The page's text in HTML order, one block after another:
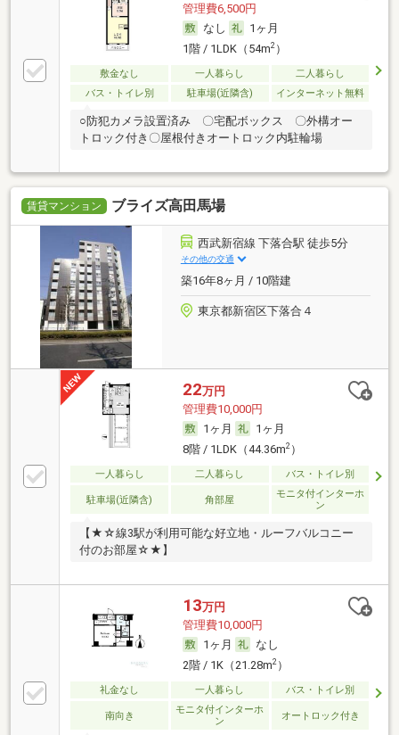
管理費6,500円
なし
1ヶ月
1階 / 1LDK（54m2）
敷金なし 一人暮らし
二人暮らし
バス・トイレ別
駐車場(近隣含) インターネット無料
○防犯カメラ設置済み 〇宅配ボックス 〇外構オー
トロック付き〇屋根付きオートロック内駐輪場
賃貸マンション ブライズ高田馬場
西武新宿線 下落合駅 徒歩5分
その他の交通
築16年8ヶ月 / 10階建
東京都新宿区下落合４
22万円
管理費10,000円
1ヶ月
1ヶ月
8階 / 1LDK（44.36m2）
一人暮らし 二人暮らし バス・トイレ別
駐車場(近隣含) 角部屋
モニタ付インターホ
ン
【★☆線3駅が利用可能な好立地・ルーフバルコニー
付のお部屋☆★】
13万円
管理費10,000円
1ヶ月
なし
2階 / 1K（21.28m2）
礼金なし 一人暮らし バス・トイレ別
南向き
モニタ付インターホ
ン
オートロック付き